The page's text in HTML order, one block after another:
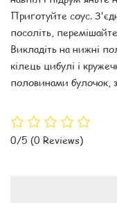
Приготуйте соус.
посоліть,
Викладіть на нижні
кілець цибулі і
половинами булочок,
0/5 (0 Reviews)